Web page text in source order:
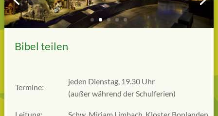
Bibel teilen
Termine:
jeden Dienstag, 19.30 Uhr
(außer während der Schulferien)